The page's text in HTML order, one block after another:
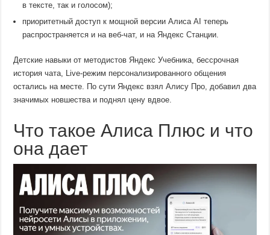
в тексте, так и голосом);
приоритетный доступ к мощной версии Алиса AI теперь
распространяется и на веб-чат, и на Яндекс Станции.
Детские навыки от методистов Яндекс Учебника, бессрочная
история чата, Live-режим персонализированного общения
остались на месте. По сути Яндекс взял Алису Про, добавил два
значимых новшества и поднял цену вдвое.
Что такое Алиса Плюс и что
она дает